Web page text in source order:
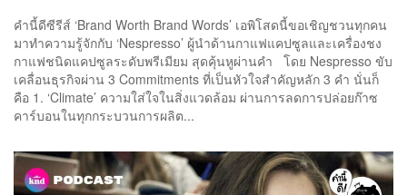
คำนี้ดีซีรีส์ ‘Brand Worth Brand Words’ เอพิโสดนี้ขอเชิญชวนทุกคน
มาทำความรู้จักกับ ‘Nespresso’ ผู้นำด้านกาแฟแคปซูลและเครื่องชง
กาแฟชนิดแคปซูลระดับพรีเมียม สุดคุ้นหูผ่านคำ โดย Nespresso ขับ
เคลื่อนธุรกิจผ่าน 3 Commitments ที่เป็นหัวใจสำคัญหลัก 3 คำ นั่นก็
คือ 1. ‘Climate’ ความใส่ใจในสิ่งแวดล้อม ผ่านการลดการปล่อยก๊าซ
คาร์บอนในทุกกระบวนการผลิต...